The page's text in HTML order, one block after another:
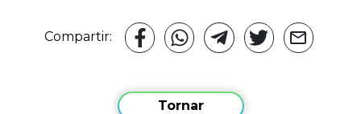
Compartir:
Tornar